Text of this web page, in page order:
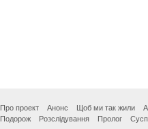
Про проект Анонс Щоб ми так жили
Подорож
Розслідування Пролог